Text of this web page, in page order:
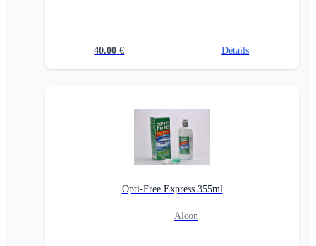
40.00 € Détails
Opti-Free Express 355ml
Alcon